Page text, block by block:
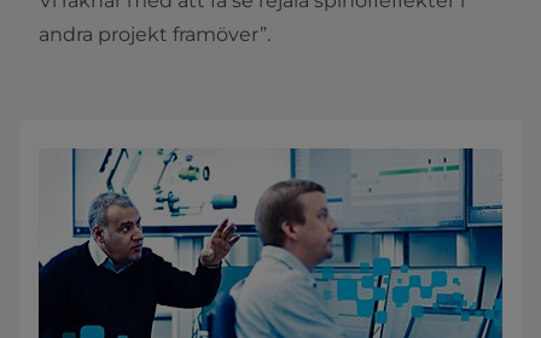
andra projekt framöver”.